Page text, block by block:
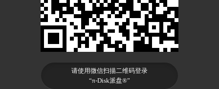
请使用微信扫描二维码登录
“π-Disk派盘®”